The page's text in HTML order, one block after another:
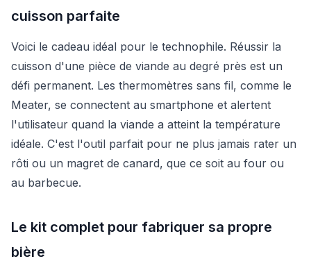
cuisson parfaite
Voici le cadeau idéal pour le technophile. Réussir la
cuisson d'une pièce de viande au degré près est un
défi permanent. Les thermomètres sans fil, comme le
Meater, se connectent au smartphone et alertent
l'utilisateur quand la viande a atteint la température
idéale. C'est l'outil parfait pour ne plus jamais rater un
rôti ou un magret de canard, que ce soit au four ou
au barbecue.
Le kit complet pour fabriquer sa propre
bière